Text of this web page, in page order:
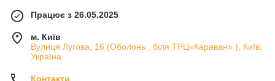
Працює з 26.05.2025
м. Київ
Вулиця Лугова, 16 (Оболонь , біля ТРЦ«Караван» ), Київ,
Україна
Контакти